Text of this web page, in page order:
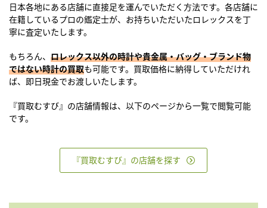
日本各地にある店舗に直接足を運んでいただく方法です。各店舗に
在籍しているプロの鑑定士が、お持ちいただいたロレックスを丁
寧に査定いたします。
もちろん、 ロレックス以外の時計や貴金属・バッグ・ブランド物
ではない時計の買取も可能です。買取価格に納得していただけれ
ば、即日現金でお渡しいたします。
『買取むすび』の店舗情報は、以下のページから一覧で閲覧可能
です。
『買取むすび』の店舗を探す